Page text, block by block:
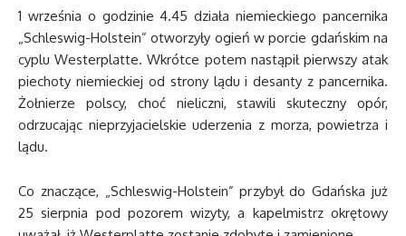
1 września o godzinie 4.45 działa niemieckiego pancernika
„Schleswig-Holstein” otworzyły ogień w porcie gdańskim na
cyplu Westerplatte. Wkrótce potem nastąpił pierwszy atak
piechoty niemieckiej od strony lądu i desanty z pancernika.
Żołnierze polscy, choć nieliczni, stawili skuteczny opór,
odrzucając nieprzyjacielskie uderzenia z morza, powietrza i
lądu.
Co znaczące, „Schleswig-Holstein” przybył do Gdańska już
25 sierpnia pod pozorem wizyty, a kapelmistrz okrętowy